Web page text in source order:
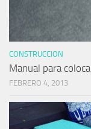
CONSTRUCCION
Manual para
FEBRERO 4, 2013